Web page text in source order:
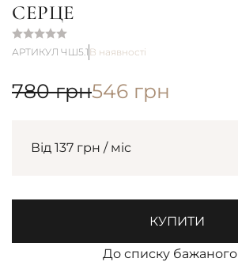
СЕРЦЕ
АРТИКУЛ ЧШ5.1 В наявності
780грн546 грн
Від 137 грн / міс
КУПИТИ
До списку бажаного